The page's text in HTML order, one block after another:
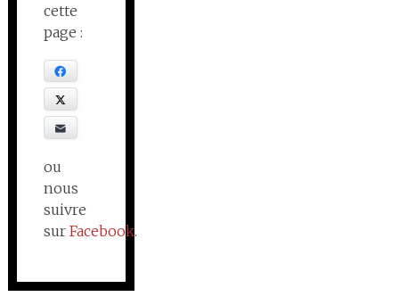
cette
page :
ou
nous
suivre
sur Facebook.